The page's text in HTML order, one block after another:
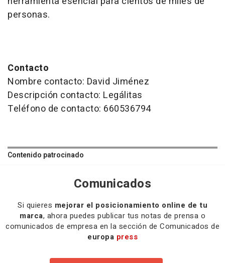
personas.
Contacto
Nombre contacto: David Jiménez
Descripción contacto: Legálitas
Teléfono de contacto: 660536794
Contenido patrocinado
Comunicados
Si quieres mejorar el posicionamiento online de tu
marca, ahora puedes publicar tus notas de prensa o
comunicados de empresa en la sección de Comunicados de
europa press